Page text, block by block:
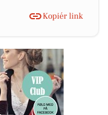
Kopiér link